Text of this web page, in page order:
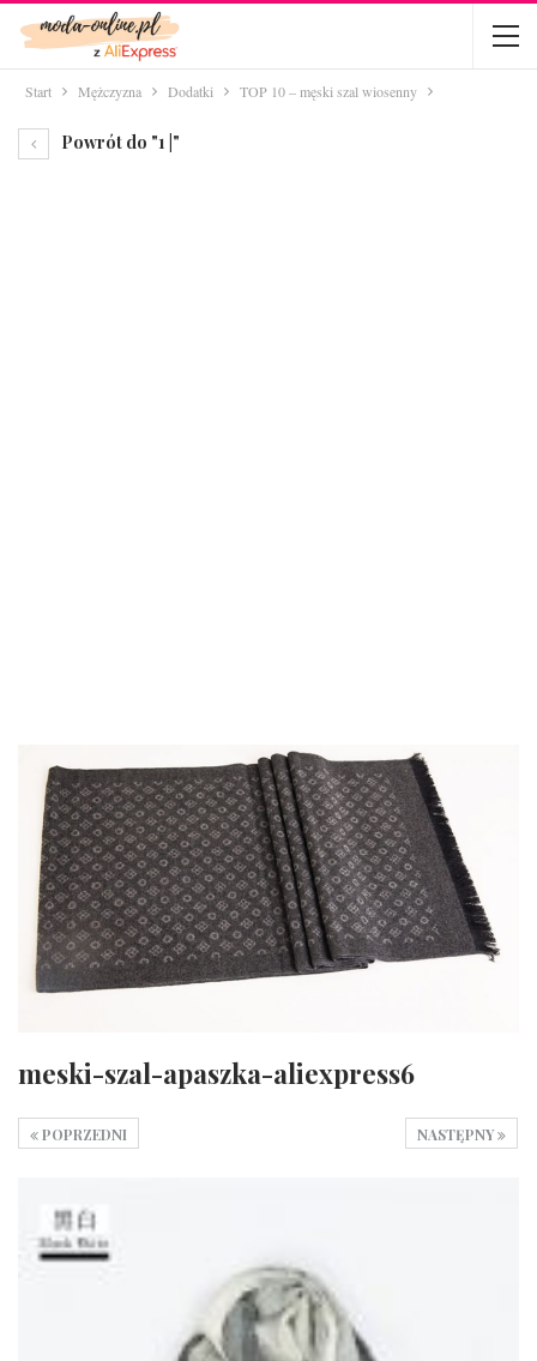
Start Mężczyzna Dodatki TOP 10 – męski szal wiosenny
Powrót do "1 |"
meski-szal-apaszka-aliexpress6
NASTĘPNY
POPRZEDNI